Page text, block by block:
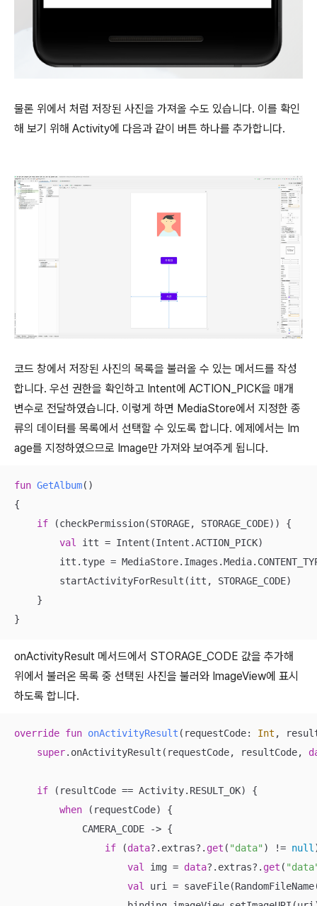
물론 위에서 처럼 저장된 사진을 가져올 수도 있습니다. 이를 확인
해 보기 위해 Activity에 다음과 같이 버튼 하나를 추가합니다.
코드 창에서 저장된 사진의 목록을 불러올 수 있는 메서드를 작성
합니다. 우선 권한을 확인하고 Intent에 ACTION_PICK을 매개
변수로 전달하였습니다. 이렇게 하면 MediaStore에서 지정한 종
류의 데이터를 목록에서 선택할 수 있도록 합니다. 에제에서는 Im
age를 지정하였으므로 Image만 가져와 보여주게 됩니다.
fun GetAlbum()
{
if (checkPermission(STORAGE, STORAGE_CODE)) {
val
itt = Intent(Intent.ACTION_PICK)
itt.type =
        startActivityForResult(itt, STORAGE_CODE)
    }
}
onActivityResult 메서드에서 STORAGE_CODE 값을 추가해
위에서 불러온 목록 중 선택된 사진을 불러와 ImageView에 표시
하도록 합니다.
override fun onActivityResult (requestCode: Int ,
super.onActivityResult(requestCode, resultCode,
if (resultCode == Activity.RESULT_OK) {
when (requestCode) {
            CAMERA_CODE -> {
if (data?.extras?. get ( "data" ) != null
val
img = data?.extras?. get (
val
uri =